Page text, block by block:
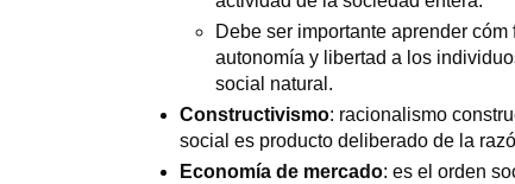
Debe ser importante aprender
autonomía y libertad a los
social natural.
Constructivismo: racionalismo
social es producto deliberado de la
Economía de mercado: es el orden